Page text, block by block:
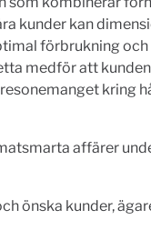
kunder kan
förbrukning
medför att
kring
affärer
önska kunder,